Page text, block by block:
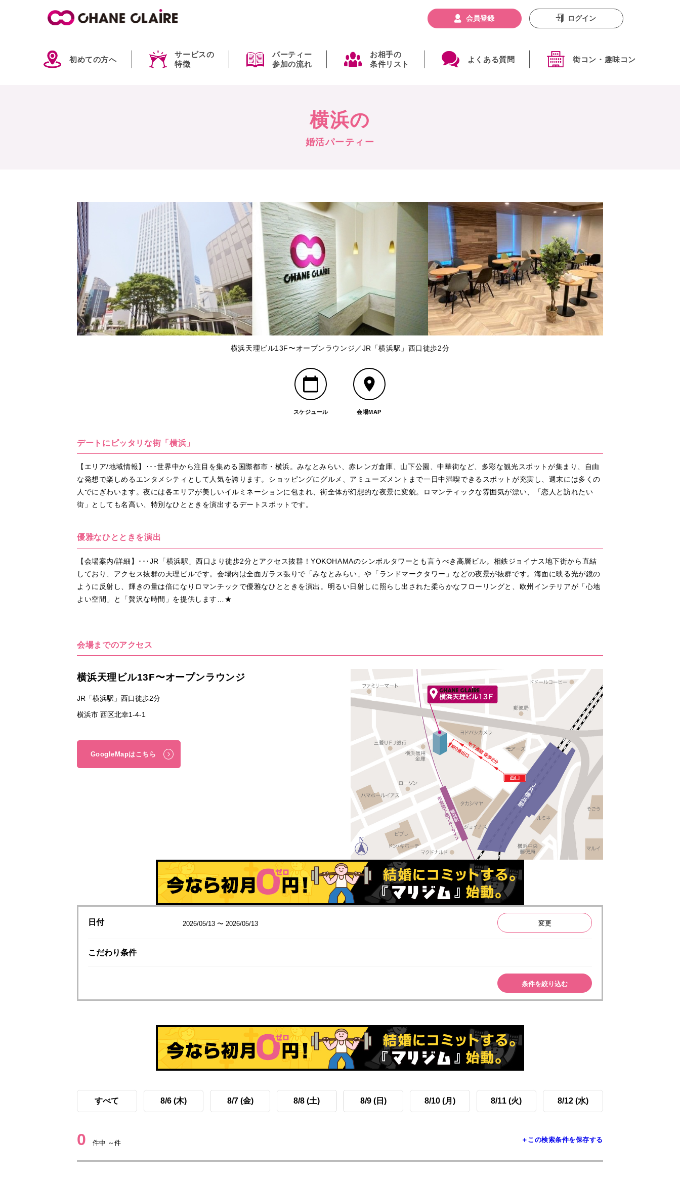
初めての方へ
サービスの
特徴
パーティー
参加の流れ
お相手の
条件リスト
よくある質問 街コン・趣味コン
会員登録 ログイン
横浜の
婚活パーティー
横浜天理ビル13F〜オープンラウンジ／JR「横浜駅」西口徒歩2分
スケジュール 会場MAP
デートにピッタリな街「横浜」
【エリア/地域情報】･･･世界中から注目を集める国際都市・横浜。みなとみらい、赤レンガ倉庫、山下公園、中華街など、多彩な観光スポットが集まり、自由
な発想で楽しめるエンタメシティとして人気を誇ります。ショッピングにグルメ、アミューズメントまで一日中満喫できるスポットが充実し、週末には多くの
人でにぎわいます。夜には各エリアが美しいイルミネーションに包まれ、街全体が幻想的な夜景に変貌。ロマンティックな雰囲気が漂い、「恋人と訪れたい
街」としても名高い、特別なひとときを演出するデートスポットです。
優雅なひとときを演出
【会場案内/詳細】･･･JR「横浜駅」西口より徒歩2分とアクセス抜群！YOKOHAMAのシンボルタワーとも言うべき高層ビル。相鉄ジョイナス地下街から直結
しており、アクセス抜群の天理ビルです。会場内は全面ガラス張りで「みなとみらい」や「ランドマークタワー」などの夜景が抜群です。海面に映る光が鏡の
ように反射し、輝きの量は倍になりロマンチックで優雅なひとときを演出。明るい日射しに照らし出された柔らかなフローリングと、欧州インテリアが「心地
よい空間」と「贅沢な時間」を提供します…★
会場までのアクセス
横浜天理ビル13F〜オープンラウンジ
JR「横浜駅」西口徒歩2分
横浜市 西区北幸1-4-1
GoogleMapはこちら
日付 2026/05/13 〜 2026/05/13 変更
こだわり条件
条件を絞り込む
すべて 8/6 (木) 8/7 (金) 8/8 (土) 8/9 (日) 8/10 (月) 8/11 (火) 8/12 (水)
0 件中 ～件 ＋この検索条件を保存する